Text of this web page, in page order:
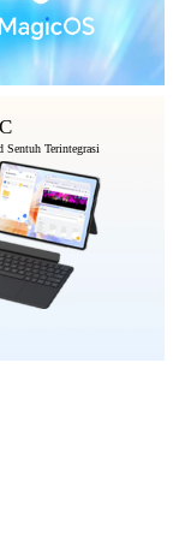
Sentuh Terintegrasi